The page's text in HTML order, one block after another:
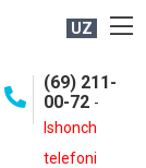
UZ
(69) 211-
00-72 -
Ishonch
telefoni